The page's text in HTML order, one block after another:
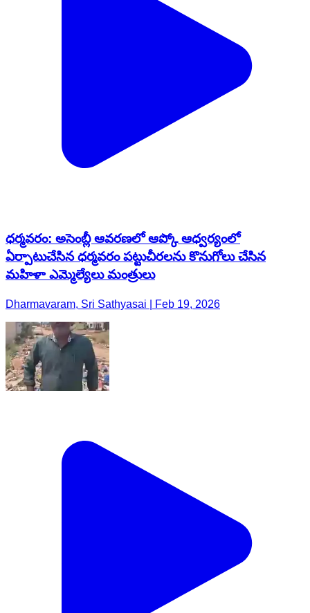
ధర్మవరం: అసెంబ్లీ ఆవరణలో ఆప్కో ఆధ్వర్యంలో
ఏర్పాటుచేసిన ధర్మవరం పట్టుచీరలను కొనుగోలు చేసిన
మహిళా ఎమ్మెల్యేలు మంత్రులు
Dharmavaram, Sri Sathyasai | Feb 19, 2026